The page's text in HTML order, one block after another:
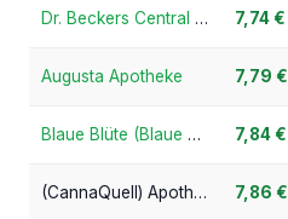
Dr. Beckers Central Apotheke 7,74 €
Augusta Apotheke 7,79 €
Blaue Blüte (Blaue Apotheke Passau) 7,84 €
(CannaQuell) Apotheke am Quellenbusch 7,86 €